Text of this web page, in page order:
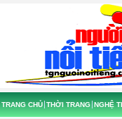
TRANG CHỦ THỜI TRANG NGHỆ